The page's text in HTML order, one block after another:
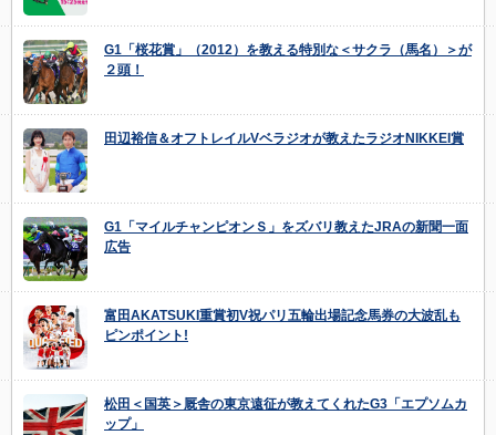
G1「桜花賞」（2012）を教える特別な＜サクラ（馬名）＞が
２頭！
田辺裕信＆オフトレイルVベラジオが教えたラジオNIKKEI賞
G1「マイルチャンピオンＳ」をズバリ教えたJRAの新聞一面
広告
富田AKATSUKI重賞初V祝パリ五輪出場記念馬券の大波乱も
ピンポイント!
松田＜国英＞厩舎の東京遠征が教えてくれたG3「エプソムカ
ップ」